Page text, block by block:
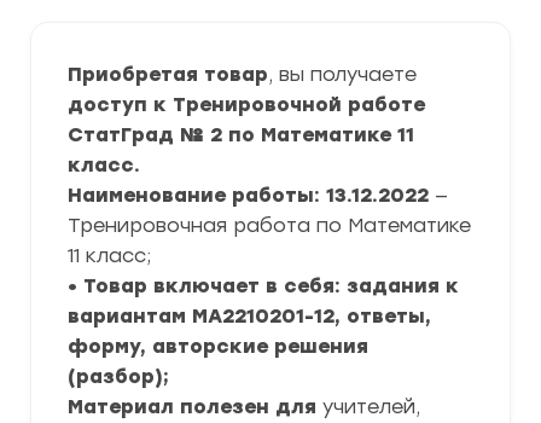
Приобретая товар, вы получаете
доступ к Тренировочной работе
СтатГрад № 2 по Математике 11
класс.
Наименование работы: 13.12.2022 —
Тренировочная работа по Математике
11 класс;
• Товар включает в себя: задания к
вариантам МА2210201-12, ответы,
форму, авторские решения
(разбор);
Материал полезен для учителей,